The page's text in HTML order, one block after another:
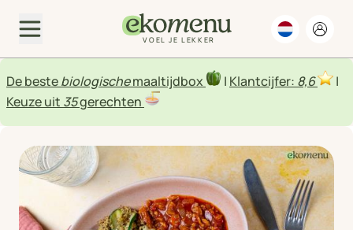
VOEL JE LEKKER
De bestebiologischemaaltijdbox | Klantcijfer: 8,6
|
Keuze uit 35gerechten